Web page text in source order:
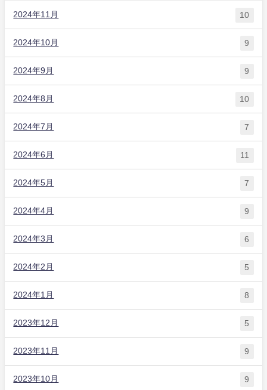
2024年11月 10
2024年10月 9
2024年9月 9
2024年8月 10
2024年7月 7
2024年6月 11
2024年5月 7
2024年4月 9
2024年3月 6
2024年2月 5
2024年1月 8
2023年12月 5
2023年11月 9
2023年10月 9